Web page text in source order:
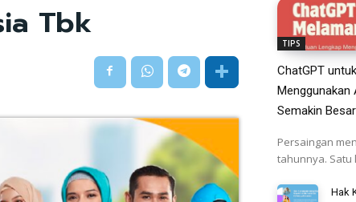
Tbk TIPS
ChatGPT
Menggunakan
Semakin Besar
Persaingan
tahunnya. Satu
Hak